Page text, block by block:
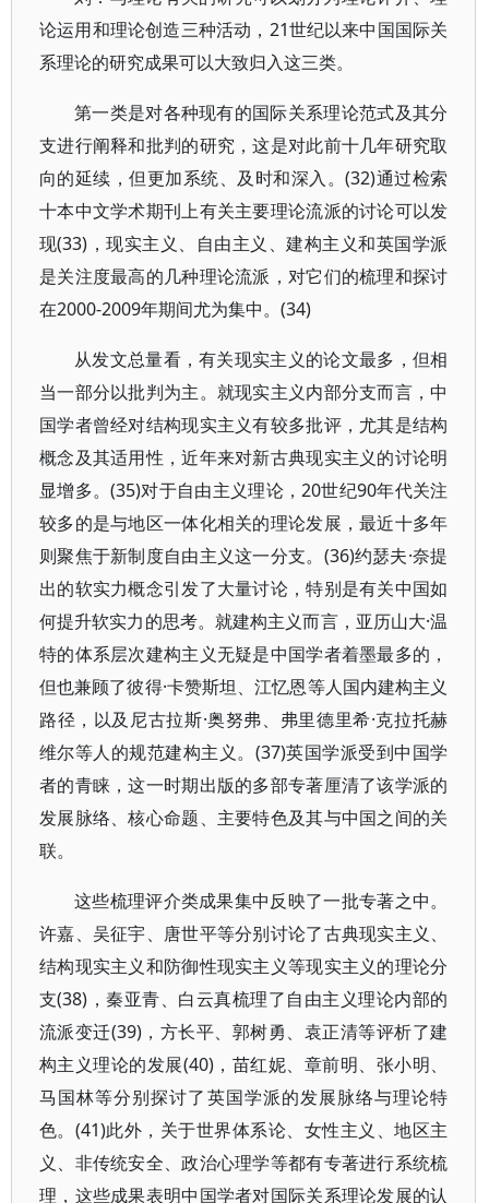
论运用和理论创造三种活动，21世纪以来中国国际关
系理论的研究成果可以大致归入这三类。
第一类是对各种现有的国际关系理论范式及其分
支进行阐释和批判的研究，这是对此前十几年研究取
向的延续，但更加系统、及时和深入。(32)通过检索
十本中文学术期刊上有关主要理论流派的讨论可以发
现(33)，现实主义、自由主义、建构主义和英国学派
是关注度最高的几种理论流派，对它们的梳理和探讨
在2000-2009年期间尤为集中。(34)
从发文总量看，有关现实主义的论文最多，但相
当一部分以批判为主。就现实主义内部分支而言，中
国学者曾经对结构现实主义有较多批评，尤其是结构
概念及其适用性，近年来对新古典现实主义的讨论明
显增多。(35)对于自由主义理论，20世纪90年代关注
较多的是与地区一体化相关的理论发展，最近十多年
则聚焦于新制度自由主义这一分支。(36)约瑟夫·奈提
出的软实力概念引发了大量讨论，特别是有关中国如
何提升软实力的思考。就建构主义而言，亚历山大·温
特的体系层次建构主义无疑是中国学者着墨最多的，
但也兼顾了彼得·卡赞斯坦、江忆恩等人国内建构主义
路径，以及尼古拉斯·奥努弗、弗里德里希·克拉托赫
维尔等人的规范建构主义。(37)英国学派受到中国学
者的青睐，这一时期出版的多部专著厘清了该学派的
发展脉络、核心命题、主要特色及其与中国之间的关
联。
这些梳理评介类成果集中反映了一批专著之中。
许嘉、吴征宇、唐世平等分别讨论了古典现实主义、
结构现实主义和防御性现实主义等现实主义的理论分
支(38)，秦亚青、白云真梳理了自由主义理论内部的
流派变迁(39)，方长平、郭树勇、袁正清等评析了建
构主义理论的发展(40)，苗红妮、章前明、张小明、
马国林等分别探讨了英国学派的发展脉络与理论特
色。(41)此外，关于世界体系论、女性主义、地区主
义、非传统安全、政治心理学等都有专著进行系统梳
理，这些成果表明中国学者对国际关系理论发展的认